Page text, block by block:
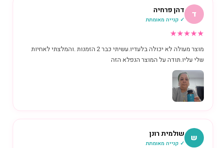
ד דהן פרחיה
✓ קנייה מאומתת
★
★
★
★
★
מוצר מעולה לא יכולה בלעדיו.עשיתי כבר 2 הזמנות .והמלצתי לאחיות
שלי עליו.תודה על המוצר הנפלא הזה
ש שולמית רונן
✓ קנייה מאומתת